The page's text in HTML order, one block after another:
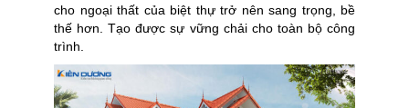
cho ngoại thất của biệt thự trở nên sang trọng, bề
thế hơn. Tạo được sự vững chải cho toàn bộ công
trình.